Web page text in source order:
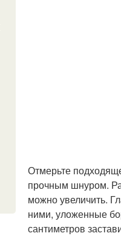
Отмерьте
прочным шнуром.
можно увеличить.
ними, уложенные
сантиметров